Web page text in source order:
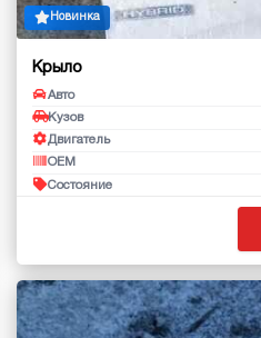
Новинка
Крыло
Авто
Кузов
Двигатель
OEM
Состояние